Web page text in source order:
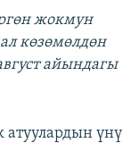
жокмун
көзөмөлдөн
айындагы
үнү